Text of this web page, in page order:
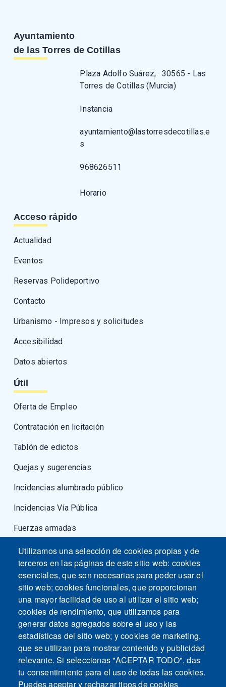
Ayuntamiento
de las Torres de Cotillas
Plaza Adolfo Suárez, · 30565 - Las
Torres de Cotillas (Murcia)
Instancia
ayuntamiento@lastorresdecotillas.e
s
968626511
Horario
Acceso rápido
Actualidad
Eventos
Reservas Polideportivo
Contacto
Urbanismo - Impresos y solicitudes
Accesibilidad
Datos abiertos
Útil
Oferta de Empleo
Contratación en licitación
Tablón de edictos
Quejas y sugerencias
Incidencias alumbrado público
Incidencias Vía Pública
Fuerzas armadas
Utilizamos una selección de cookies propias y de
terceros en las páginas de este sitio web: cookies
esenciales, que son necesarias para poder usar el
sitio web; cookies funcionales, que proporcionan
una mayor facilidad de uso al utilizar el sitio web;
cookies de rendimiento, que utilizamos para
generar datos agregados sobre el uso y las
estadísticas del sitio web; y cookies de marketing,
que se utilizan para mostrar contenido y publicidad
relevante. Si seleccionas "ACEPTAR TODO", das
tu consentimiento para el uso de todas las cookies.
Puedes aceptar y rechazar tipos de cookies